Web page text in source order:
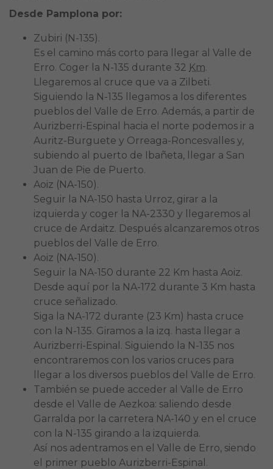
Desde Pamplona por:
Zubiri (N-135).
Es el camino más corto para llegar al Valle de
Erro. Coger la N-135 durante 32 Km.
Llegaremos al cruce que va a Zilbeti.
Siguiendo la N-135 llegamos a los diferentes
pueblos del Valle de Erro. Además, a partir de
Aurizberri-Espinal hacia el norte podemos ir a
Auritz-Burguete y Orreaga-Roncesvalles y,
subiendo al puerto de Ibañeta, llegar a San
Juan de Pie de Puerto.
Aoiz (NA-150).
Seguir la NA-150 hasta Urroz, girar a la
izquierda y coger la NA-2330 y llegaremos al
cruce de Ardaitz. Después alcanzaremos otros
pueblos del Valle de Erro.
Aoiz (NA-150).
Seguir la NA-150 durante 22 Km hasta Aoiz.
Desde aquí por la NA-172 durante 3 Km hasta
cruce señalizado.
Siga la NA-172 durante (23 Km) hasta cruce
con la N-135. Giramos a la izq. hasta llegar a
Aurizberri-Espinal. Siguiendo la N-135 nos
encontraremos con los varios cruces para
llegar a los diversos pueblos del Valle de Erro.
También se puede acceder al Valle de Erro
desde el Valle de Aezkoa: saliendo desde
Garralda por la carretera NA-140 y en el cruce
con la N-135 girando a la izquierda.
Así nos adentramos en el Valle de Erro, siendo
el primer pueblo Aurizberri-Espinal.